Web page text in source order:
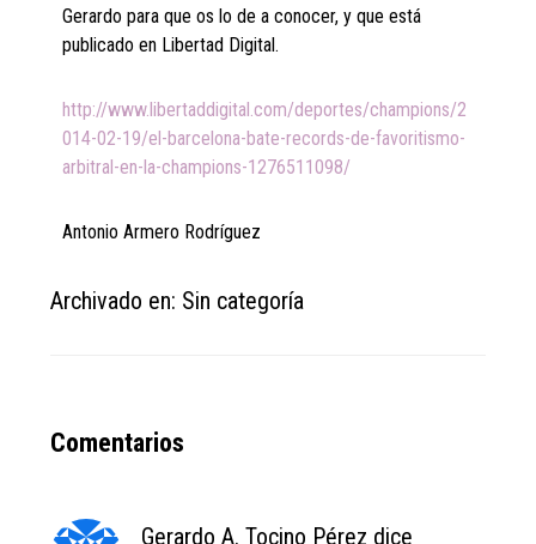
Gerardo para que os lo de a conocer, y que está
publicado en Libertad Digital.
http://www.libertaddigital.com/deportes/champions/2
014-02-19/el-barcelona-bate-records-de-favoritismo-
arbitral-en-la-champions-1276511098/
Antonio Armero Rodríguez
Archivado en: Sin categoría
Reader
Comentarios
Gerardo A. Tocino Pérez dice